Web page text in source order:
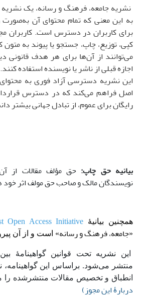
نشریهجامعه، فرهنگ و رسانه، یک
به این معنی که تمام محتوای آن
برای کاربران در دسترس است. کاربران
کپی، توزیع، چاپ، جستجو یا پیوند به متون
می‌توانند از آن‌ها برای هر هدف
اجازه قبلی از ناشر یا نویسنده استفاده کنند.
این نشریه دسترسی آزاد فوری به
اصل فراهم می‌کند که در دسترس
رایگان برای عموم، از تبادل جهانی بیشتر
بیانیه حق چاپ: حق مؤلف مقالات از
نویسندگان مالک و صاحب حق مولف اثر
همچنین بیانیۀ Open Access Initiative
«جامعه، فرهنگ و رسانه» است و از آن
این نشریه تحت قوانین گواهینامۀ
منتشر می‌شود. براساس این گواهینامه،
انطباق و تخصیص مقالات منتشر‌شده را
دربارۀ این مجوز)